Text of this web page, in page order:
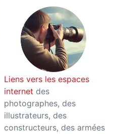
Liens vers les espaces
internet des
photographes, des
illustrateurs, des
constructeurs, des armées